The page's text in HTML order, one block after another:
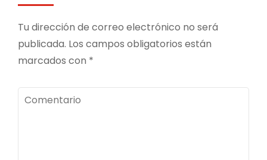
Tu dirección de correo electrónico no será
publicada. Los campos obligatorios están
marcados con *
Comentario